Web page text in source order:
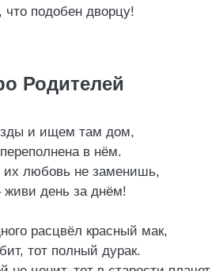
что подобен дворцу!
Родителей
и ищем там дом,
в нём.
любовь не заменишь,
день за днём!
расцвёл красный мак,
тот полный дурак.